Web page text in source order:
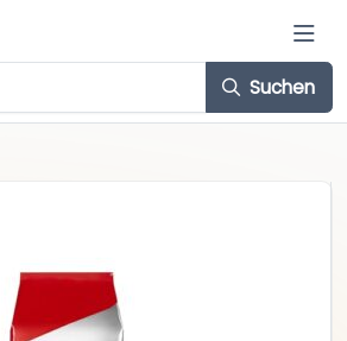
Suchen